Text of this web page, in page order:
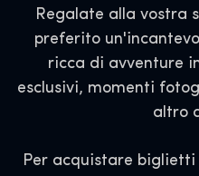
Regalate alla vostra
preferito
ricca di avventure
esclusivi, momenti
altro
Per acquistare